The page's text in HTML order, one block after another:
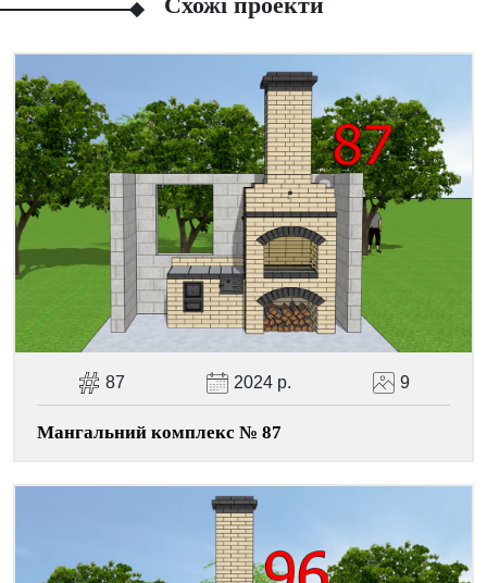
Facebook
Viber TelegramWhatsApp
Pinterest
87 2024 р. 9
Мангальний комплекс № 87